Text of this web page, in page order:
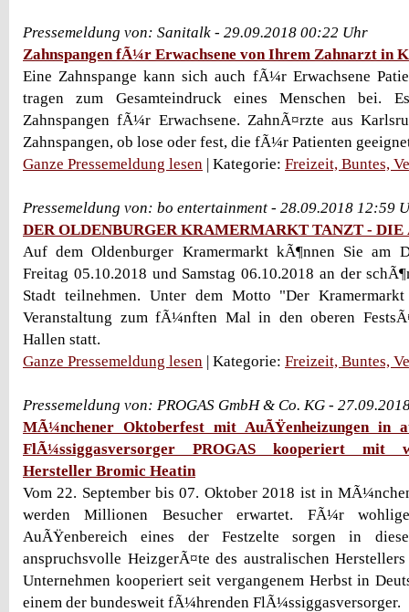
Pressemeldung von: Sanitalk - 29.09.2018 00:22 Uhr
Zahnspangen fÃ¼r Erwachsene von Ihrem Zahnarzt in
Eine Zahnspange kann sich auch fÃ¼r Erwachsene
tragen zum Gesamteindruck eines Menschen bei.
Zahnspangen fÃ¼r Erwachsene. ZahnÃ¤rzte aus
Zahnspangen, ob lose oder fest, die fÃ¼r Patienten
Ganze Pressemeldung lesen | Kategorie: Freizeit, Buntes,
Pressemeldung von: bo entertainment - 28.09.2018 12:59
DER OLDENBURGER KRAMERMARKT TANZT - DIE
Auf dem Oldenburger Kramermarkt kÃ¶nnen Sie am
Freitag 05.10.2018 und Samstag 06.10.2018 an der
Stadt teilnehmen. Unter dem Motto "Der
Veranstaltung zum fÃ¼nften Mal in den oberen
Hallen statt.
Ganze Pressemeldung lesen | Kategorie: Freizeit, Buntes,
Pressemeldung von: PROGAS GmbH & Co. KG -
MÃ¼nchener Oktoberfest mit AuÃŸenheizungen in
FlÃ¼ssiggasversorger PROGAS kooperiert mit
Hersteller Bromic Heatin
Vom 22. September bis 07. Oktober 2018 ist in
werden Millionen Besucher erwartet. FÃ¼r
AuÃŸenbereich eines der Festzelte sorgen in
anspruchsvolle HeizgerÃ¤te des australischen
Unternehmen kooperiert seit vergangenem Herbst in
einem der bundesweit fÃ¼hrenden FlÃ¼ssiggasversorger.